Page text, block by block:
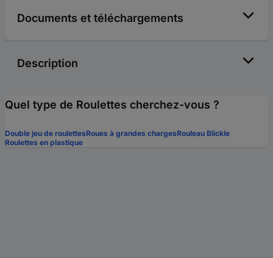
Documents et téléchargements
Description
Quel type de Roulettes cherchez-vous ?
Double jeu de roulettesRoues à grandes chargesRouleau Blickle
Roulettes en plastique